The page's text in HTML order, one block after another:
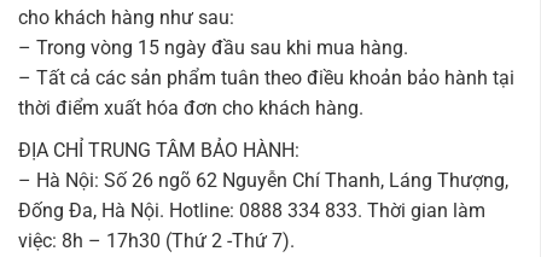
cho khách hàng như sau:
– Trong vòng 15 ngày đầu sau khi mua hàng.
– Tất cả các sản phẩm tuân theo điều khoản bảo hành tại
thời điểm xuất hóa đơn cho khách hàng.
ĐỊA CHỈ TRUNG TÂM BẢO HÀNH:
– Hà Nội: Số 26 ngõ 62 Nguyễn Chí Thanh, Láng Thượng,
Đống Đa, Hà Nội. Hotline: 0888 334 833. Thời gian làm
việc: 8h – 17h30 (Thứ 2 -Thứ 7).